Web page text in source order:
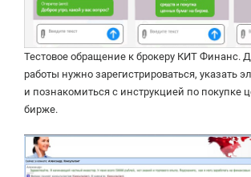
Тестовое обращение к брокеру КИТ Финанс.
работы нужно зарегистрироваться, указать
и познакомиться с инструкцией по покупке
бирже.